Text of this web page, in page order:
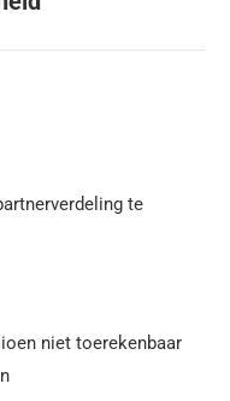
te
niet toerekenbaar